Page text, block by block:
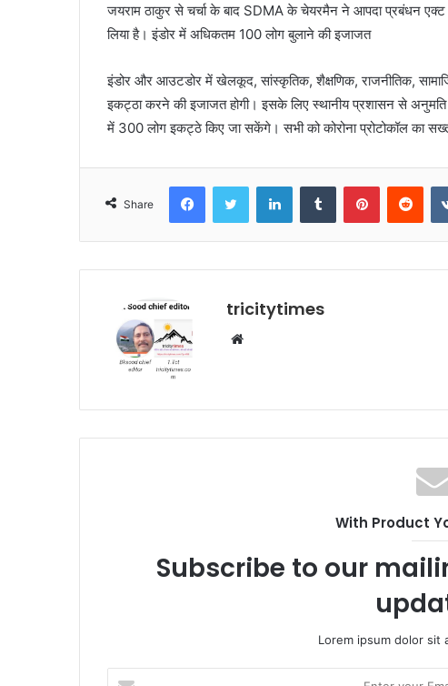
जयराम ठाकुर से चर्चा के बाद SDMA के चेयरमैन ने आपदा प्रबंधन एक्ट
लिया है। इंडोर में अधिकतम 100 लोग बुलाने की इजाजत
इंडोर और आउटडोर में खेलकूद, सांस्कृतिक, शैक्षणिक, राजनीतिक,
इकट्ठा करने की इजाजत होगी। इसके लिए स्थानीय प्रशासन से
में 300 लोग इकट्ठे किए जा सकेंगे। सभी को कोरोना प्रोटोकॉल का
Share
FacebookTwitter LinkedInTumblr Pinterest
tricitytimes
Website
With Product
Subscribe to our
Lorem ipsum dolor sit